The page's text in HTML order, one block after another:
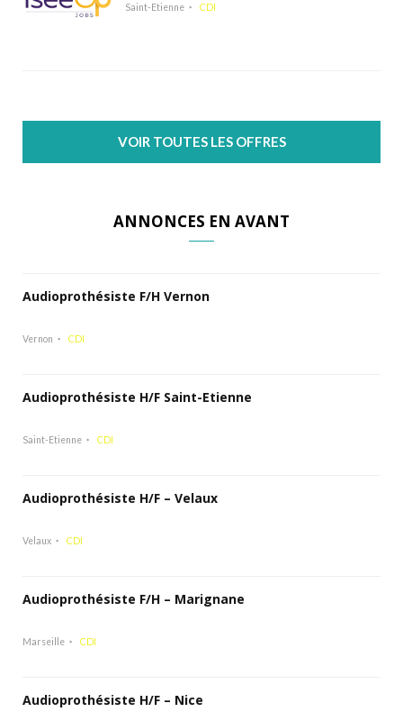
Saint-Etienne CDI
VOIR TOUTES LES OFFRES
ANNONCES EN AVANT
Audioprothésiste F/H Vernon
Vernon CDI
Audioprothésiste H/F Saint-Etienne
Saint-Etienne CDI
Audioprothésiste H/F – Velaux
Velaux CDI
Audioprothésiste F/H – Marignane
Marseille CDI
Audioprothésiste H/F – Nice